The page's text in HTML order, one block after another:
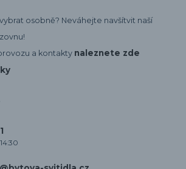
osobně? Neváhejte navšítvit naší
a kontakty naleznete zde